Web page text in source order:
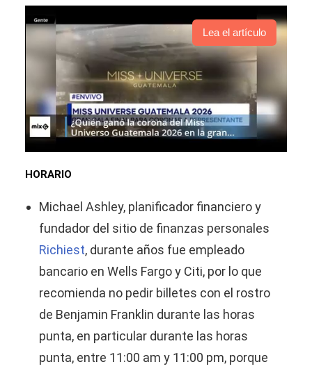
Lea el artículo
HORARIO
Michael Ashley, planificador financiero y
fundador del sitio de finanzas personales
Richiest, durante años fue empleado
bancario en Wells Fargo y Citi, por lo que
recomienda no pedir billetes con el rostro
de Benjamin Franklin durante las horas
punta, en particular durante las horas
punta, entre 11:00 am y 11:00 pm, porque